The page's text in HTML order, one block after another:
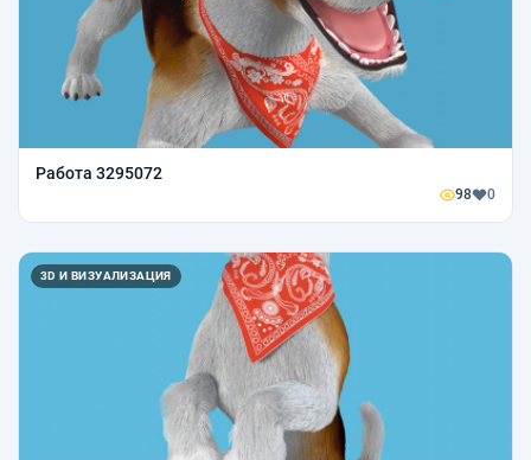
Работа 3295072
98 0
3D И ВИЗУАЛИЗАЦИЯ